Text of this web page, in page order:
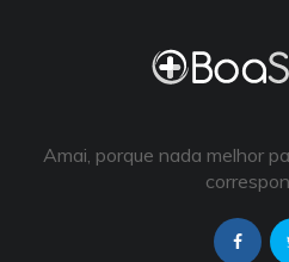
Amai, porque nada melhor